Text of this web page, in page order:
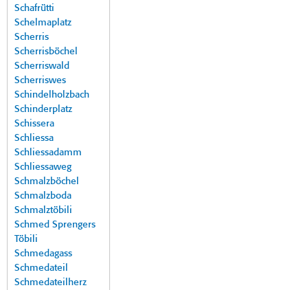
Schafrütti
Schelmaplatz
Scherris
Scherrisböchel
Scherriswald
Scherriswes
Schindelholzbach
Schinderplatz
Schissera
Schliessa
Schliessadamm
Schliessaweg
Schmalzböchel
Schmalzboda
Schmalztöbili
Schmed Sprengers
Töbili
Schmedagass
Schmedateil
Schmedateilherz